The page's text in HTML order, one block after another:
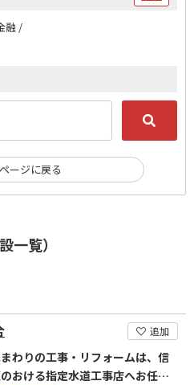
一覧）
追加
わりの工事・リフォームは、信
おける指定水道工事店へお任せ
融 /
ージに戻る